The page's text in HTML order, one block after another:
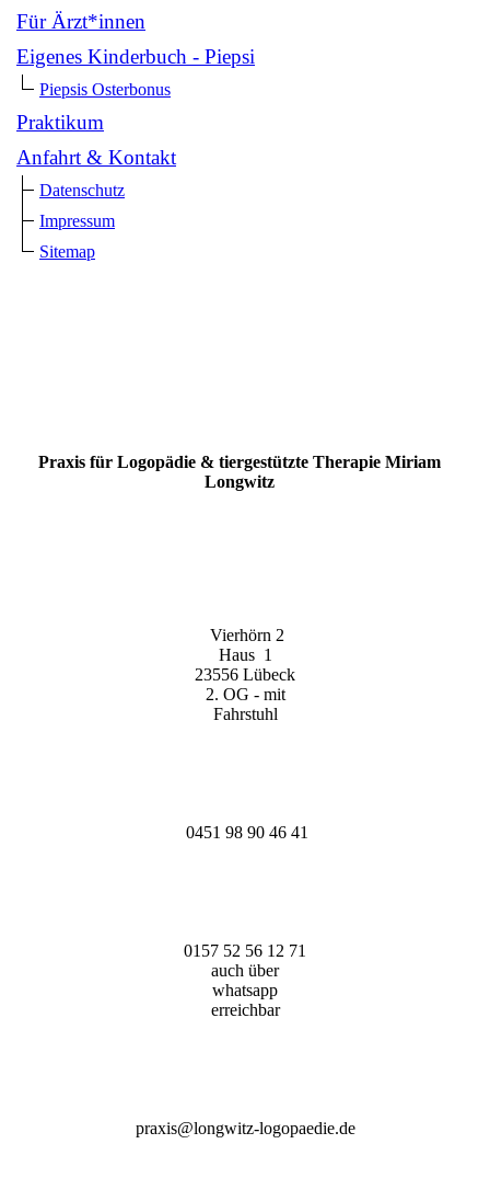
Für Ärzt*innen
Eigenes Kinderbuch - Piepsi
Piepsis Osterbonus
Praktikum
Anfahrt & Kontakt
Datenschutz
Impressum
Sitemap
Praxis für Logopädie & tiergestützte Therapie Miriam
Longwitz
Vierhörn 2
Haus 1
23556 Lübeck
2. OG - mit
Fahrstuhl
0451 98 90 46 41
0157 52 56 12 71
auch über
whatsapp
erreichbar
praxis@longwitz-logopaedie.de